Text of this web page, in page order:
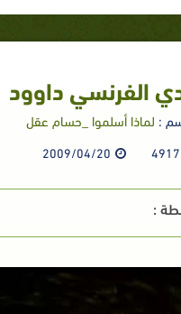
الفرنسي داوود
: لماذا أسلموا _حسام عقل
4917
2009/04/20
: